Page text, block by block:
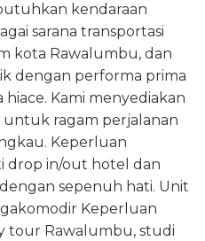
kendaraan
sarana transportasi
kota Rawalumbu, dan
dengan performa prima
Kami menyediakan
untuk ragam perjalanan
Keperluan
drop in/out hotel dan
sepenuh hati. Unit
Keperluan
tour Rawalumbu, studi